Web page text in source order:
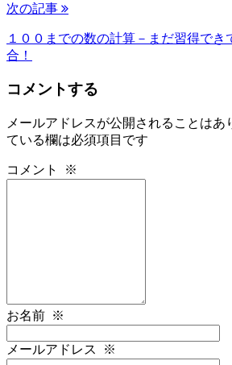
次の記事
１００までの数の計算－まだ習得でき
合！
コメントする
メールアドレスが公開されることはあ
ている欄は必須項目です
コメント ※
お名前 ※
メールアドレス ※